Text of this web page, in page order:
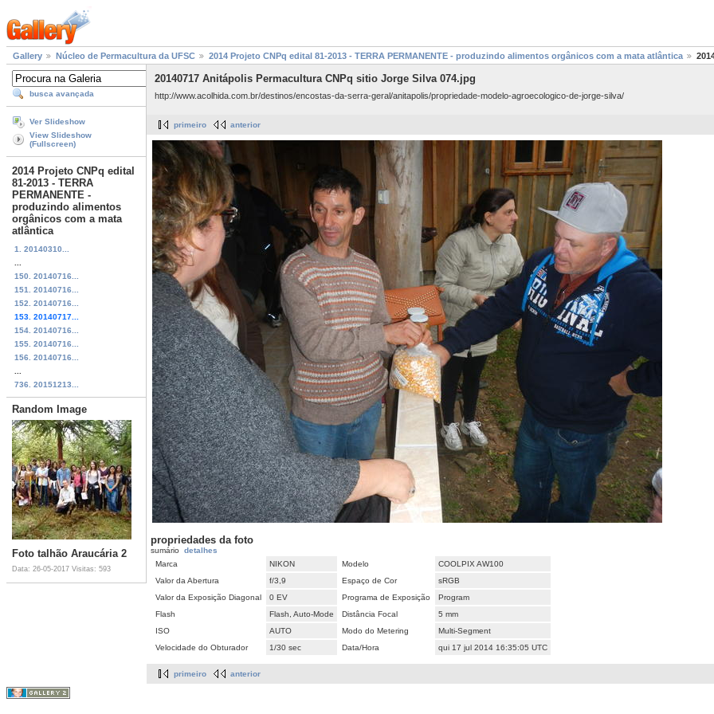
Gallery Núcleo de Permacultura da UFSC 2014 Projeto CNPq edital 81-2013 - TERRA PERMANENTE - produzindo alimentos orgânicos com a mata atlântica
busca avançada
Ver Slideshow
View Slideshow
(Fullscreen)
2014 Projeto CNPq edital
81-2013 - TERRA
PERMANENTE -
produzindo alimentos
orgânicos com a mata
atlântica
1. 20140310...
150. 20140716...
151. 20140716...
152. 20140716...
153. 20140717...
154. 20140716...
155. 20140716...
156. 20140716...
736. 20151213...
Random Image
Foto talhão Araucária 2
Data: 26-05-2017 Visitas: 593
20140717 Anitápolis Permacultura CNPq sitio Jorge Silva 074.jpg
http://www.acolhida.com.br/destinos/encostas-da-serra-geral/anitapolis/propriedade-modelo-agroecologico-de-jorge-silva/
primeiro anterior
propriedades da foto
sumário detalhes
Marca
NIKON Modelo
COOLPIX AW100
Valor da Abertura
f/3,9 Espaço de Cor
sRGB
Valor da Exposição Diagonal
0 EV Programa de Exposição
Program
Flash
Flash, Auto-Mode Distância Focal
5 mm
ISO
AUTO Modo do Metering
Multi-Segment
Velocidade do Obturador
1/30 sec Data/Hora qui 17 jul 2014 16:35:05 UTC
primeiro anterior